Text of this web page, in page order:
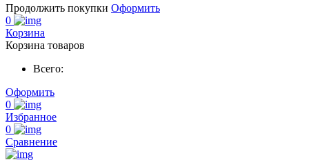
Продолжить покупки Оформить
0
Корзина
Корзина товаров
Всего:
Оформить
0
Избранное
0
Сравнение